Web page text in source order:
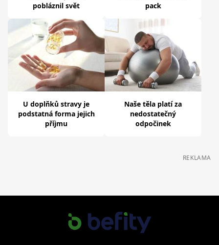
pobláznil svět
pack
U doplňků stravy je
podstatná forma jejich
příjmu
Naše těla platí za
nedostatečný
odpočinek
REKLAMA